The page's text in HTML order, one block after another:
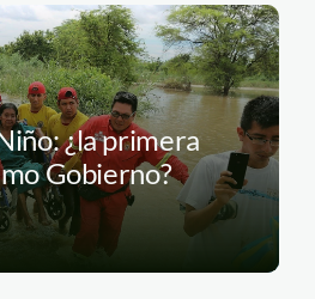
¿la primera
Gobierno?